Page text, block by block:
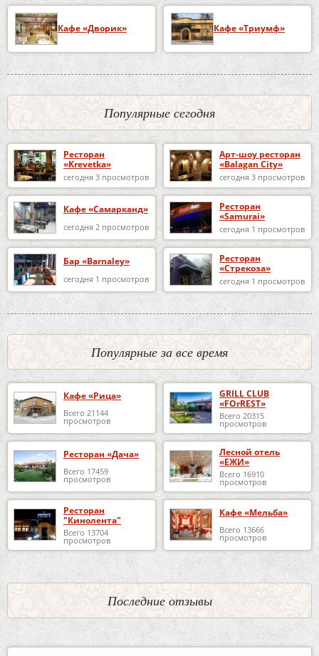
Кафе «Дворик» Кафе «Триумф»
Популярные сегодня
Ресторан
«Krevetka»
сегодня 3 просмотров
Арт-шоу ресторан
«Balagan City»
сегодня 3 просмотров
Кафе «Самарканд»
сегодня 2 просмотров
Ресторан
«Samurai»
сегодня 1 просмотров
Бар «Barnaley»
сегодня 1 просмотров
Ресторан
«Стрекоза»
сегодня 1 просмотров
Популярные за все время
Кафе «Рица»
Всего 21144
просмотров
GRILL CLUB
«FOrREST»
Всего 20315
просмотров
Ресторан «Дача»
Всего 17459
просмотров
Лесной отель
«ЕЖИ»
Всего 16910
просмотров
Ресторан
"Кинолента"
Всего 13704
просмотров
Кафе «Мельба»
Всего 13666
просмотров
Последние отзывы